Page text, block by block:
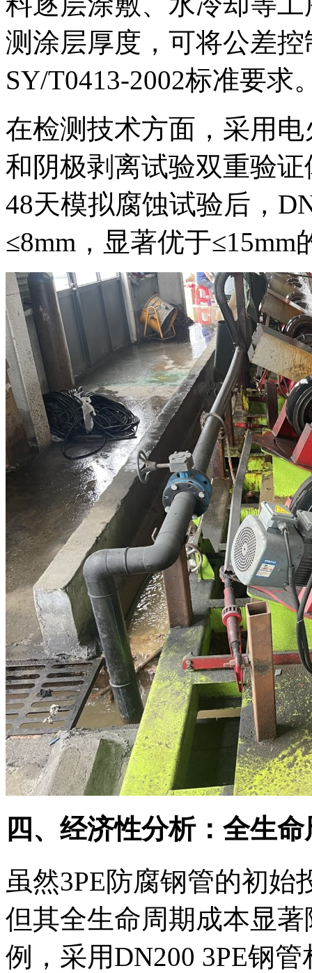
测涂层厚度，可将公差
SY/T0413-2002标准要求
在检测技术方面，采用
和阴极剥离试验双重验
48天模拟腐蚀试验后，
≤8mm，显著优于≤15mm
四、经济性分析：全生
虽然3PE防腐钢管的初始
但其全生命周期成本显
例，采用DN200 3PE钢